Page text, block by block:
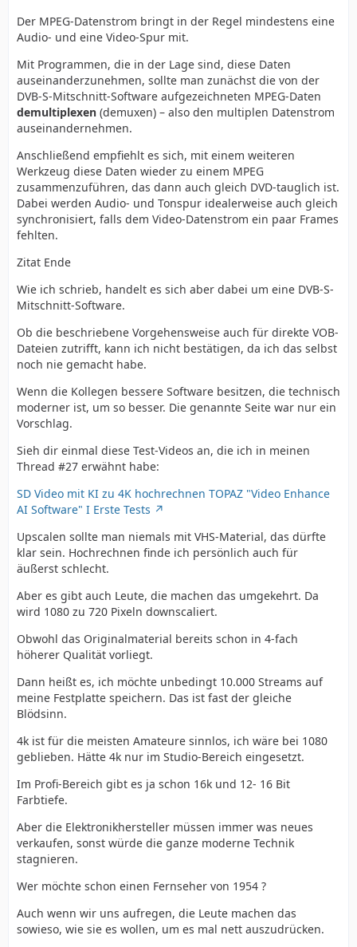
Der MPEG-Datenstrom bringt in der Regel mindestens eine
Audio- und eine Video-Spur mit.
Mit Programmen, die in der Lage sind, diese Daten
auseinanderzunehmen, sollte man zunächst die von der
DVB-S-Mitschnitt-Software aufgezeichneten MPEG-Daten
demultiplexen (demuxen) – also den multiplen Datenstrom
auseinandernehmen.
Anschließend empfiehlt es sich, mit einem weiteren
Werkzeug diese Daten wieder zu einem MPEG
zusammenzuführen, das dann auch gleich DVD-tauglich ist.
Dabei werden Audio- und Tonspur idealerweise auch gleich
synchronisiert, falls dem Video-Datenstrom ein paar Frames
fehlten.
Zitat Ende
Wie ich schrieb, handelt es sich aber dabei um eine DVB-S-
Mitschnitt-Software.
Ob die beschriebene Vorgehensweise auch für direkte VOB-
Dateien zutrifft, kann ich nicht bestätigen, da ich das selbst
noch nie gemacht habe.
Wenn die Kollegen bessere Software besitzen, die technisch
moderner ist, um so besser. Die genannte Seite war nur ein
Vorschlag.
Sieh dir einmal diese Test-Videos an, die ich in meinen
Thread #27 erwähnt habe:
SD Video mit KI zu 4K hochrechnen TOPAZ "Video Enhance
AI Software" I Erste Tests
Upscalen sollte man niemals mit VHS-Material, das dürfte
klar sein. Hochrechnen finde ich persönlich auch für
äußerst schlecht.
Aber es gibt auch Leute, die machen das umgekehrt. Da
wird 1080 zu 720 Pixeln downscaliert.
Obwohl das Originalmaterial bereits schon in 4-fach
höherer Qualität vorliegt.
Dann heißt es, ich möchte unbedingt 10.000 Streams auf
meine Festplatte speichern. Das ist fast der gleiche
Blödsinn.
4k ist für die meisten Amateure sinnlos, ich wäre bei 1080
geblieben. Hätte 4k nur im Studio-Bereich eingesetzt.
Im Profi-Bereich gibt es ja schon 16k und 12- 16 Bit
Farbtiefe.
Aber die Elektronikhersteller müssen immer was neues
verkaufen, sonst würde die ganze moderne Technik
stagnieren.
Wer möchte schon einen Fernseher von 1954 ?
Auch wenn wir uns aufregen, die Leute machen das
sowieso, wie sie es wollen, um es mal nett auszudrücken.